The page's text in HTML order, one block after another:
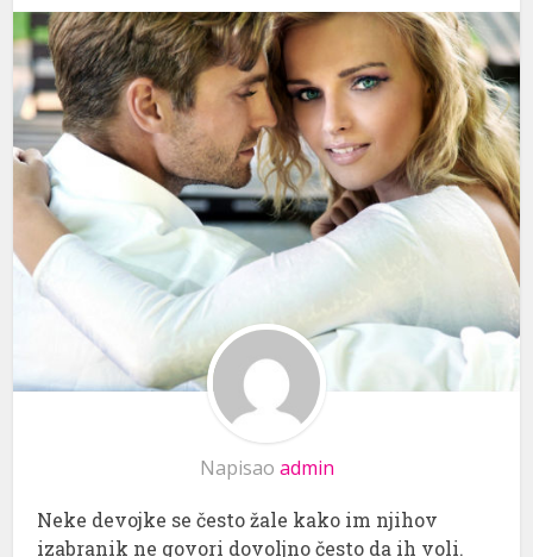
Napisao admin
Neke devojke se često žale kako im njihov
izabranik ne govori dovoljno često da ih voli.